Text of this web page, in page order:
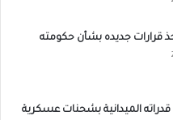
قرارات جديده بشأن حكومته
الميدانية بشحنات عسكرية